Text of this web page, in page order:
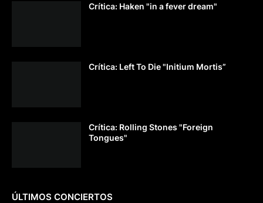
Crítica: Haken "in a fever dream"
Crítica: Left To Die "Initium Mortis”
Crítica: Rolling Stones "Foreign
Tongues"
ÚLTIMOS CONCIERTOS